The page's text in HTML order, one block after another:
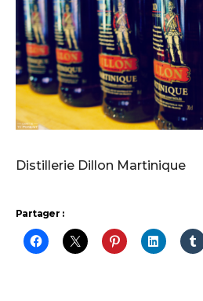
Distillerie Dillon Martinique
Partager :